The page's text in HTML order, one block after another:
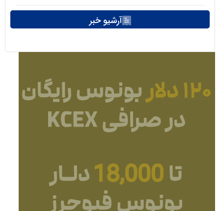
آرشیو خبر